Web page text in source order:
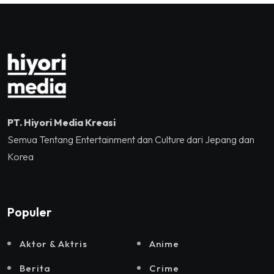
Jakarta, Mataloka Live,
PT. Hiyori Media Kreasi
Semua Tentang Entertainment dan Culture dari Jepang dan
Korea
Populer
Aktor & Aktris Anime
Berita Crime